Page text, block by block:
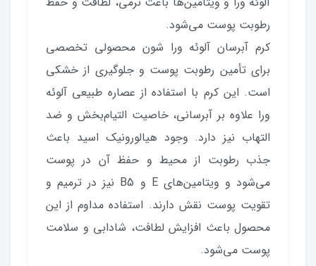
رطوبت پوست می‌شود.
کرم آبرسان آلوئه ورا شون محصولی تخصصی
برای تأمین رطوبت پوست و جلوگیری از خشکی
است. این کرم با استفاده از عصاره طبیعی آلوئه
ورا علاوه بر آبرسانی، خاصیت التیام‌بخش و ضد
التهاب نیز دارد. وجود هیالورونیک اسید باعث
جذب رطوبت از محیط و حفظ آن در پوست
می‌شود و ویتامین‌های E و B5 نیز در ترمیم و
تقویت پوست نقش دارند. استفاده مداوم از این
محصول باعث افزایش لطافت، شادابی و سلامت
پوست می‌شود.